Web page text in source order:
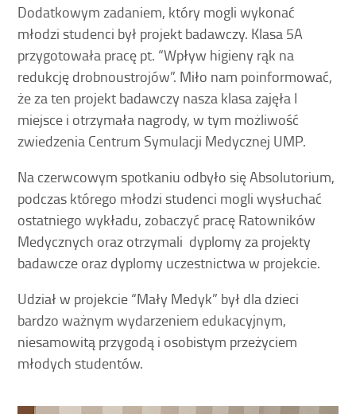
Dodatkowym zadaniem, który mogli wykonać
młodzi studenci był projekt badawczy. Klasa 5A
przygotowała pracę pt. “Wpływ higieny rąk na
redukcję drobnoustrojów”. Miło nam poinformować,
że za ten projekt badawczy nasza klasa zajęła I
miejsce i otrzymała nagrody, w tym możliwość
zwiedzenia Centrum Symulacji Medycznej UMP.
Na czerwcowym spotkaniu odbyło się Absolutorium,
podczas którego młodzi studenci mogli wysłuchać
ostatniego wykładu, zobaczyć pracę Ratowników
Medycznych oraz otrzymali dyplomy za projekty
badawcze oraz dyplomy uczestnictwa w projekcie.
Udział w projekcie “Mały Medyk” był dla dzieci
bardzo ważnym wydarzeniem edukacyjnym,
niesamowitą przygodą i osobistym przeżyciem
młodych studentów.